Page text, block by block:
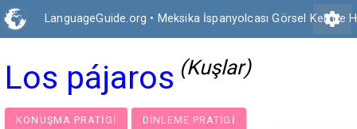
LanguageGuide.org • Meksika İspanyolcası Görsel Kelime
settings
Los pájaros (Kuşlar)